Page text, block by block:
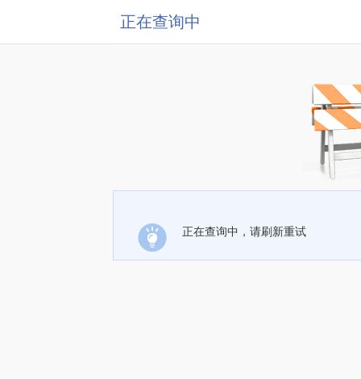
正在查询中
正在查询中，请刷新重试